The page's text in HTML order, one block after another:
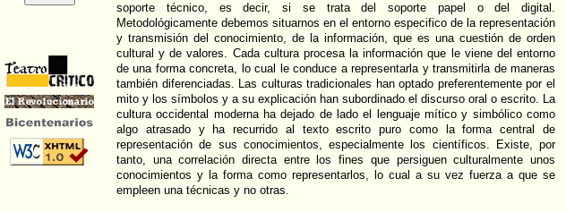
soporte técnico, es decir, si se trata del soporte papel o del digital.
Metodológicamente debemos situarnos en el entorno especifico de la representación
y transmisión del conocimiento, de la información, que es una cuestión de orden
cultural y de valores. Cada cultura procesa la información que le viene del entorno
de una forma concreta, lo cual le conduce a representarla y transmitirla de maneras
también diferenciadas. Las culturas tradicionales han optado preferentemente por el
mito y los símbolos y a su explicación han subordinado el discurso oral o escrito. La
cultura occidental moderna ha dejado de lado el lenguaje mítico y simbólico como
algo atrasado y ha recurrido al texto escrito puro como la forma central de
representación de sus conocimientos, especialmente los científicos. Existe, por
tanto, una correlación directa entre los fines que persiguen culturalmente unos
conocimientos y la forma como representarlos, lo cual a su vez fuerza a que se
empleen una técnicas y no otras.